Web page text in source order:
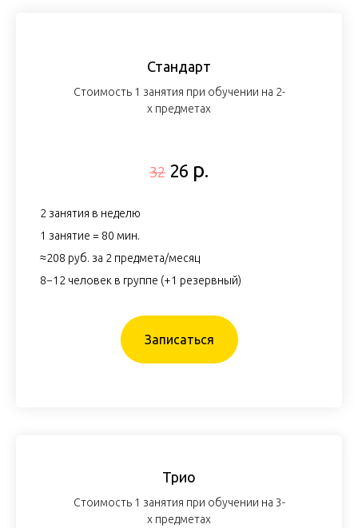
Стандарт
Стоимость 1 занятия при обучении на 2-
х предметах
32 26 р.
2 занятия в неделю
1 занятие = 80 мин.
≈208 руб. за 2 предмета/месяц
8−12 человек в группе (+1 резервный)
Записаться
Трио
Стоимость 1 занятия при обучении на 3-
х предметах